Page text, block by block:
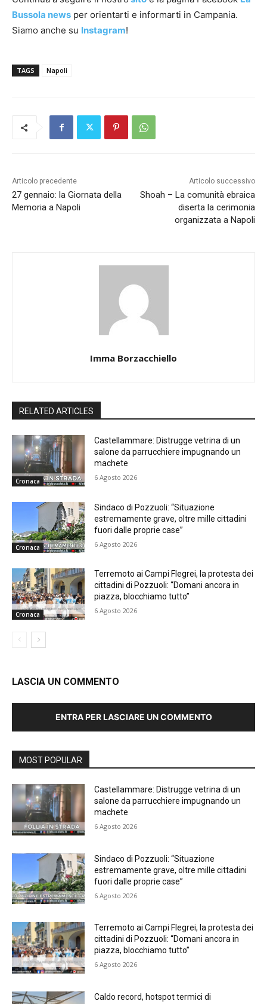
Bussola news per orientarti e informarti in Campania.
Siamo anche su Instagram!
TAGS Napoli
Articolo precedente
27 gennaio: la Giornata della
Memoria a Napoli
Articolo successivo
Shoah – La comunità ebraica
diserta la cerimonia
organizzata a Napoli
Imma Borzacchiello
RELATED ARTICLES
Cronaca
Castellammare: Distrugge vetrina di un
salone da parrucchiere impugnando un
machete
6 Agosto 2026
Cronaca
Sindaco di Pozzuoli: “Situazione
estremamente grave, oltre mille cittadini
fuori dalle proprie case”
6 Agosto 2026
Cronaca
Terremoto ai Campi Flegrei, la protesta dei
cittadini di Pozzuoli: “Domani ancora in
piazza, blocchiamo tutto”
6 Agosto 2026
LASCIA UN COMMENTO
ENTRA PER LASCIARE UN COMMENTO
MOST POPULAR
Castellammare: Distrugge vetrina di un
salone da parrucchiere impugnando un
machete
6 Agosto 2026
Sindaco di Pozzuoli: “Situazione
estremamente grave, oltre mille cittadini
fuori dalle proprie case”
6 Agosto 2026
Terremoto ai Campi Flegrei, la protesta dei
cittadini di Pozzuoli: “Domani ancora in
piazza, blocchiamo tutto”
6 Agosto 2026
Caldo record, hotspot termici di